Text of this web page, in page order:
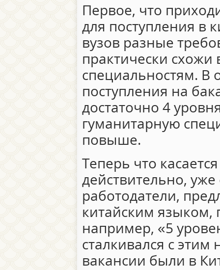
Первое, что
для поступления в
вузов разные
практически схожи
специальностям. В
поступления на
достаточно 4
гуманитарную
повыше.
Теперь что
действительно,
работодатели,
китайским языком,
например, «5
сталкивался с этим
вакансии были в